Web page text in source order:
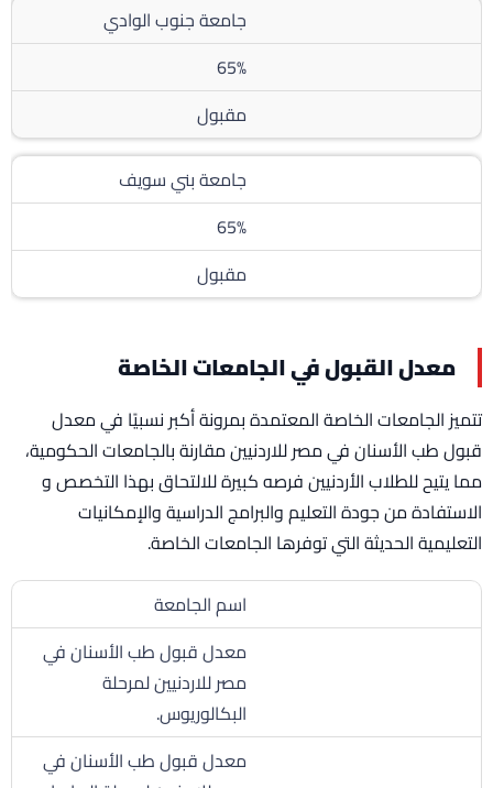
جامعة جنوب الوادي
65%
مقبول
جامعة بني سويف
65%
مقبول
معدل القبول في الجامعات الخاصة
تتميز الجامعات الخاصة المعتمدة بمرونة أكبر نسبيًا في معدل
قبول طب الأسنان في مصر للاردنيين مقارنة بالجامعات الحكومية،
مما يتيح للطلاب الأردنيين فرصه كبيرة للالتحاق بهذا التخصص و
الاستفادة من جودة التعليم والبرامج الدراسية والإمكانيات
التعليمية الحديثة التي توفرها الجامعات الخاصة.
اسم الجامعة
معدل قبول طب الأسنان في
مصر للاردنيين لمرحلة
البكالوريوس.
معدل قبول طب الأسنان في